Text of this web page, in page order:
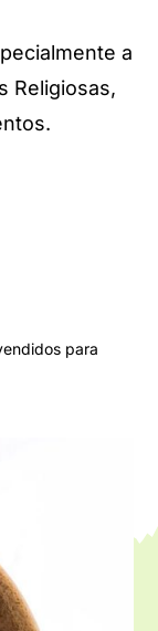
a
Religiosas,
para